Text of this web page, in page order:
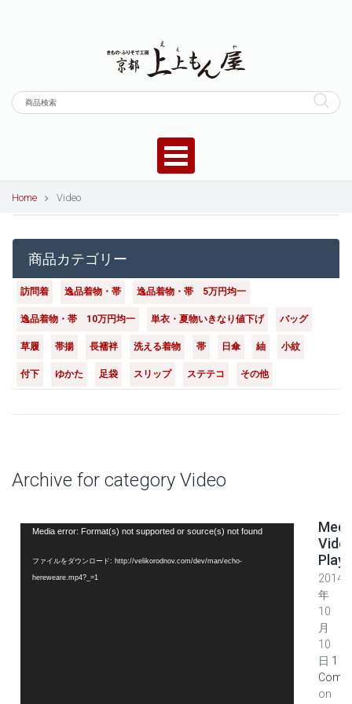
Home Video
商品カテゴリー
訪問着 逸品着物・帯 逸品着物・帯 5万円均一
逸品着物・帯 10万円均一 単衣・夏物いきなり値下げ バッグ
草履 帯揚 長襦袢 洗える着物 帯 日傘 紬 小紋
付下 ゆかた 足袋 スリップ ステテコ その他
Archive for category Video
Media error: Format(s) not supported or source(s) not found
ファイルをダウンロード: http://velikorodnov.com/dev/man/echo-
hereweare.mp4?_=1
2014
年
10
月
10
日 1
on